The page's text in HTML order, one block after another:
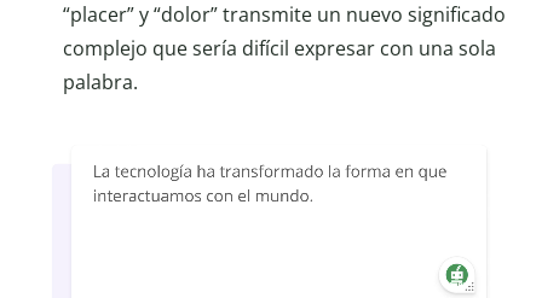
“placer” y “dolor” transmite un nuevo significado
complejo que sería difícil expresar con una sola
palabra.